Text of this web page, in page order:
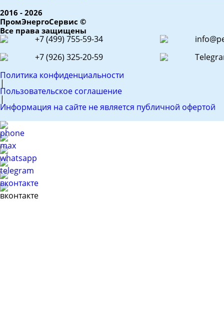
2016 - 2026
ПромЭнергоСервис ©
Все права защищены
+7 (499) 755-59-34
+7 (926) 325-20-59
Политика конфиденциальности
|
Пользовательское соглашение
|
Информация на сайте не является публичной офертой